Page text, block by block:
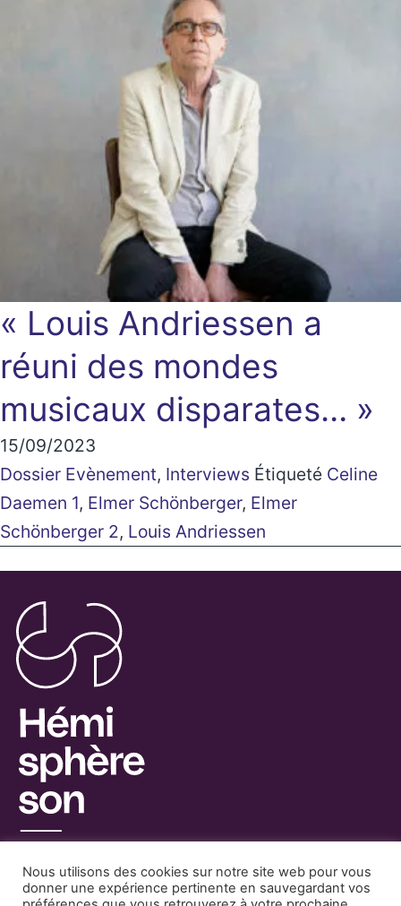
« Louis Andriessen a
réuni des mondes
musicaux disparates… »
15/09/2023
Dossier Evènement, Interviews Étiqueté Celine
Daemen 1, Elmer Schönberger, Elmer
Schönberger 2, Louis Andriessen
Nous utilisons des cookies sur notre site web pour vous
donner une expérience pertinente en sauvegardant vos